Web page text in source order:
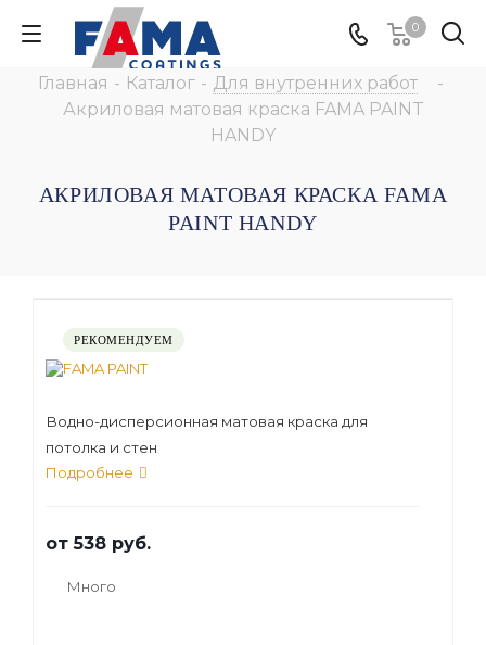
0
Главная - Каталог - Для внутренних работ
-
Акриловая матовая краска FAMA PAINT
HANDY
АКРИЛОВАЯ МАТОВАЯ КРАСКА FAMA
PAINT HANDY
РЕКОМЕНДУЕМ
Водно-дисперсионная матовая краска для
потолка и стен
Подробнее
от538 руб.
Много